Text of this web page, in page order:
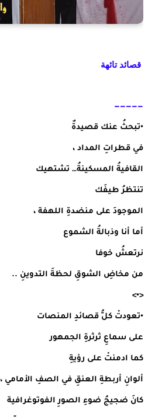
قصائد تائهة
—————
•تبحثُ عنك قصيدةٌ
في قطراتِ المداد ،
القافيةُ المسكينةُ… تشتهيك
تنتظرُ طيفَك
الموجودَ على منضدةِ اللهفة ،
أما أنا وذبالةُ الشموع
نرتعشُ خوفا
من مخاضِ الشوقِ لحظةَ التدوينِ ..
<•>
•تعودتْ كلُّ قصائدِ المنصات
على سماعِ ثرثرةِ الجمهور
كما ادمنتْ على رؤيةِ
ألوانِ أربطةِ العنقِ في الصفِ الأمامي ،
كانَ ضجيجُ ضوءِ الصورِ الفوتوغرافية